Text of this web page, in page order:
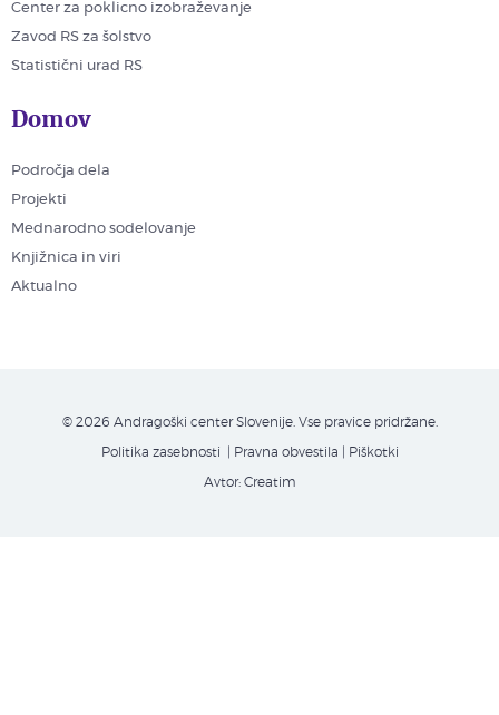
Center za poklicno izobraževanje
Zavod RS za šolstvo
Statistični urad RS
Domov
Področja dela
Projekti
Mednarodno sodelovanje
Knjižnica in viri
Aktualno
© 2026 Andragoški center Slovenije. Vse pravice pridržane.
Politika zasebnosti | Pravna obvestila Piškotki
Avtor: Creatim